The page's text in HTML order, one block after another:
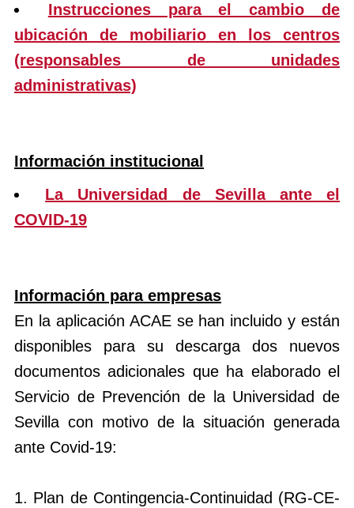
Instrucciones para el cambio de
ubicación de mobiliario en los centros
(responsables de unidades
administrativas)
Información institucional
La Universidad de Sevilla ante el
COVID-19
Información para empresas
En la aplicación ACAE se han incluido y están
disponibles para su descarga dos nuevos
documentos adicionales que ha elaborado el
Servicio de Prevención de la Universidad de
Sevilla con motivo de la situación generada
ante Covid-19:
1. Plan de Contingencia-Continuidad (RG-CE-